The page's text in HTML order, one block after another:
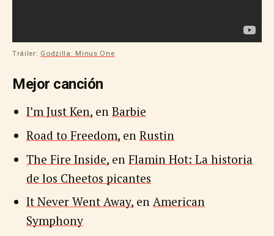
Tráiler: Godzilla: Minus One
Mejor canción
I’m Just Ken, enBarbie
Road to Freedom, enRustin
The Fire Inside, enFlamin Hot: La historia
de los Cheetos picantes
It Never Went Away, enAmerican
Symphony